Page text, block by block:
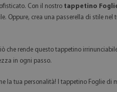
Con il nostro tappetino
Oppure, crea una passerella di stile
che rende questo tappetino
in ogni passo.
la tua personalità! I tappetino Foglie